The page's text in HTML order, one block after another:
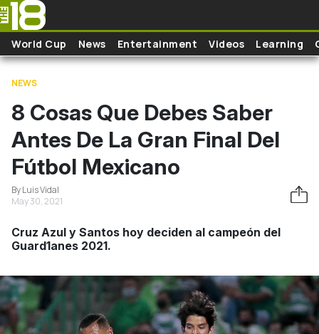
Skip to main content
World Cup News Entertainment Videos Learning
NEWS
8 Cosas Que Debes Saber
Antes De La Gran Final Del
Fútbol Mexicano
By Luis Vidal
May 30, 2021
Cruz Azul y Santos hoy deciden al campeón del
Guard1anes 2021.